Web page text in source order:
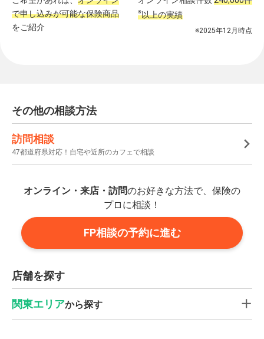
で申し込みが可能な保険商品
をご紹介
※以上の実績
※2025年12月時点
その他の相談方法
訪問相談
47都道府県対応！自宅や近所のカフェで相談
オンライン・来店・訪問のお好きな方法で、保険の
プロに相談！
FP相談の予約に進む
店舗を探す
関東エリアから探す